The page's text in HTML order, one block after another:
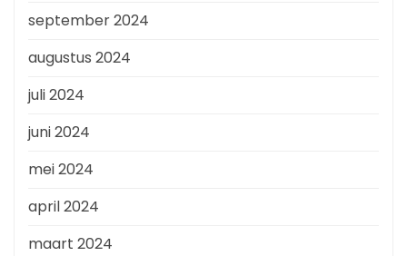
september 2024
augustus 2024
juli 2024
juni 2024
mei 2024
april 2024
maart 2024